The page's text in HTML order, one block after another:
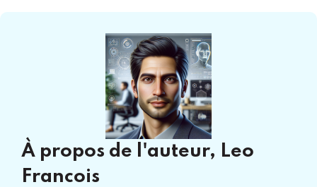
À propos de l'auteur, Leo
Francois